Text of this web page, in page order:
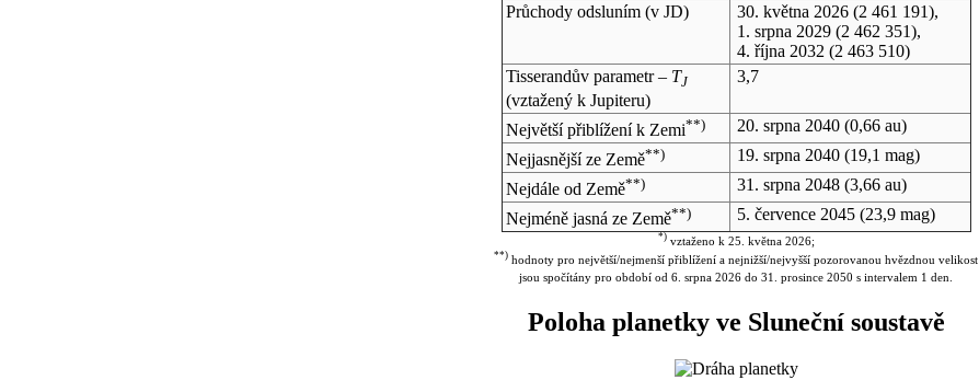
Průchody odsluním (v JD) 30. května 2026(2 461 191),
1. srpna 2029(2 462 351),
4. října 2032 (2 463 510)
Tisserandův parametr – TJ
(vztažený k Jupiteru)
3,7
Největší přiblížení k Zemi**) 20. srpna 2040(0,66 au)
Nejjasnější ze Země**) 19. srpna 2040(19,1 mag)
Nejdále od Země**) 31. srpna 2048(3,66 au)
Nejméně jasná ze Země**) 5. července 2045(23,9 mag)
*)vztaženo k 25. května 2026;
**) hodnoty pro největší/nejmenší přiblížení a nejnižší/nejvyšší pozorovanou hvězdnou velikost
jsou spočítány pro období od 6. srpna 2026 do 31. prosince 2050 s intervalem 1 den.
Poloha planetky ve Sluneční soustavě